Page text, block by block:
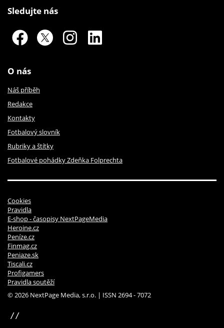
Sledujte nás
O nás
Náš příběh
Redakce
Kontakty
Fotbalový slovník
Rubriky a štítky
Fotbalové pohádky Zdeňka Folprechta
Cookies
Pravidla
E-shop - časopisy NextPageMedia
Heroine.cz
Peníze.cz
Finmag.cz
Peniaze.sk
Tiscali.cz
Profigamers
Pravidla soutěží
© 2026 NextPage Media, s.r.o. | ISSN 2694 - 7072